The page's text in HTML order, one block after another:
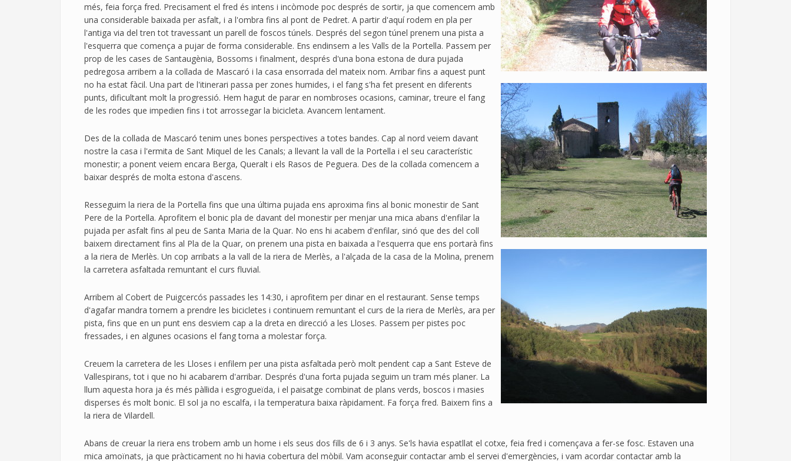
més, feia força fred. Precisament el fred és intens i incòmode poc després de sortir, ja que comencem amb
una considerable baixada per asfalt, i a l'ombra fins al pont de Pedret. A partir d'aquí rodem en pla per
l'antiga via del tren tot travessant un parell de foscos túnels. Després del segon túnel prenem una pista a
l'esquerra que comença a pujar de forma considerable. Ens endinsem a les Valls de la Portella. Passem per
prop de les cases de Santaugènia, Bossoms i finalment, després d'una bona estona de dura pujada
pedregosa arribem a la collada de Mascaró i la casa ensorrada del mateix nom. Arribar fins a aquest punt
no ha estat fàcil. Una part de l'itinerari passa per zones humides, i el fang s'ha fet present en diferents
punts, dificultant molt la progressió. Hem hagut de parar en nombroses ocasions, caminar, treure el fang
de les rodes que impedien fins i tot arrossegar la bicicleta. Avancem lentament.
Des de la collada de Mascaró tenim unes bones perspectives a totes bandes. Cap al nord veiem davant
nostre la casa i l'ermita de Sant Miquel de les Canals; a llevant la vall de la Portella i el seu característic
monestir; a ponent veiem encara Berga, Queralt i els Rasos de Peguera. Des de la collada comencem a
baixar després de molta estona d'ascens.
Resseguim la riera de la Portella fins que una última pujada ens aproxima fins al bonic monestir de Sant
Pere de la Portella. Aprofitem el bonic pla de davant del monestir per menjar una mica abans d'enfilar la
pujada per asfalt fins al peu de Santa Maria de la Quar. No ens hi acabem d'enfilar, sinó que des del coll
baixem directament fins al Pla de la Quar, on prenem una pista en baixada a l'esquerra que ens portarà fins
a la riera de Merlès. Un cop arribats a la vall de la riera de Merlès, a l'alçada de la casa de la Molina, prenem
la carretera asfaltada remuntant el curs fluvial.
Arribem al Cobert de Puigcercós passades les 14:30, i aprofitem per dinar en el restaurant. Sense temps
d'agafar mandra tornem a prendre les bicicletes i continuem remuntant el curs de la riera de Merlès, ara per
pista, fins que en un punt ens desviem cap a la dreta en direcció a les Lloses. Passem per pistes poc
fressades, i en algunes ocasions el fang torna a molestar força.
Creuem la carretera de les Lloses i enfilem per una pista asfaltada però molt pendent cap a Sant Esteve de
Vallespirans, tot i que no hi acabarem d'arribar. Després d'una forta pujada seguim un tram més planer. La
llum aquesta hora ja és més pàl·lida i esgrogueïda, i el paisatge combinat de plans verds, boscos i masies
disperses és molt bonic. El sol ja no escalfa, i la temperatura baixa ràpidament. Fa força fred. Baixem fins a
la riera de Vilardell.
Abans de creuar la riera ens trobem amb un home i els seus dos fills de 6 i 3 anys. Se'ls havia espatllat el cotxe, feia fred i començava a fer-se fosc. Estaven una
mica amoïnats, ja que pràcticament no hi havia cobertura del mòbil. Vam aconseguir contactar amb el servei d'emergències, i vam acordar contactar amb la